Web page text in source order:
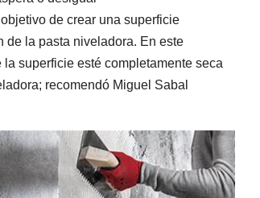
de crear una superficie
de la pasta niveladora. En este
superficie esté completamente seca
recomendó Miguel Sabal